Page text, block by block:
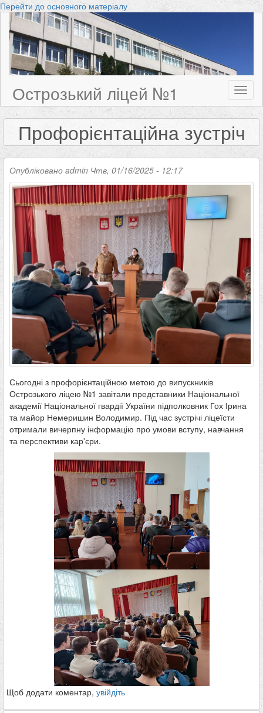
Перейти до основного матеріалу
Острозький ліцей №1
Профорієнтаційна зустріч
Опубліковано admin Чтв, 01/16/2025 - 12:17
Сьогодні з профорієнтаційною метою до випускників
Острозького ліцею №1 завітали представники Національної
академії Національної гвардії України підполковник Гох Ірина
та майор Немеришин Володимир. Під час зустрічі ліцеїсти
отримали вичерпну інформацію про умови вступу, навчання
та перспективи кар'єри.
Щоб додати коментар, увійдіть